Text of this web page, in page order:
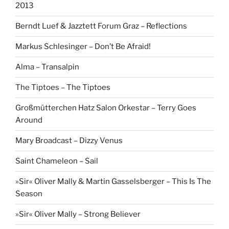
2013
Berndt Luef & Jazztett Forum Graz – Reflections
Markus Schlesinger – Don’t Be Afraid!
Alma – Transalpin
The Tiptoes – The Tiptoes
Großmütterchen Hatz Salon Orkestar – Terry Goes
Around
Mary Broadcast – Dizzy Venus
Saint Chameleon – Sail
»Sir« Oliver Mally & Martin Gasselsberger – This Is The
Season
»Sir« Oliver Mally – Strong Believer